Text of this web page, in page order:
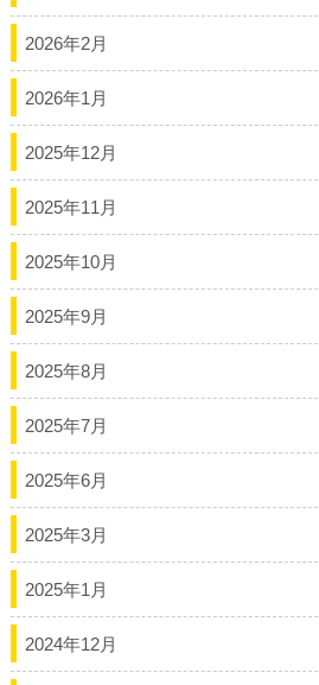
2026年2月
2026年1月
2025年12月
2025年11月
2025年10月
2025年9月
2025年8月
2025年7月
2025年6月
2025年3月
2025年1月
2024年12月